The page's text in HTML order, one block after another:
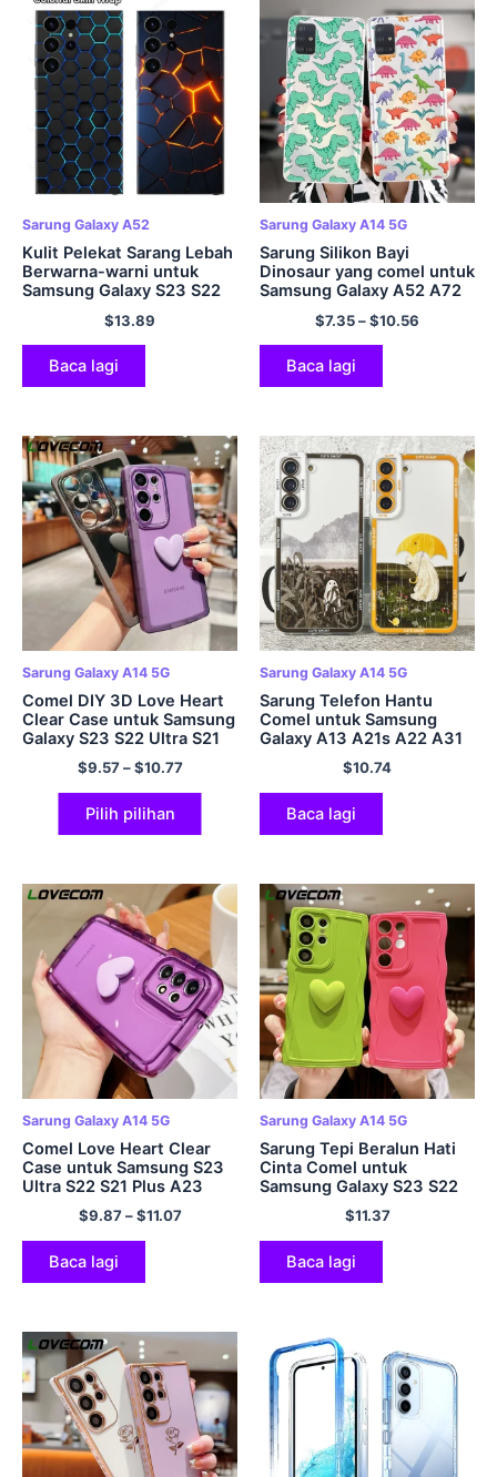
Sarung Galaxy A52
Kulit Pelekat Sarang Lebah
Berwarna-warni untuk
Samsung Galaxy S23 S22
Ultra A54 A14 A52 A52S
5G Penutup Pelindung
Skrin Belakang Pelekat
Balut 3M
$13.89
Baca lagi
Sarung Galaxy A14 5G
Sarung Silikon Bayi
Dinosaur yang comel untuk
Samsung Galaxy A52 A72
A51 A71 A50 A70 A02 A12
A42 A32 A31 A21S A41
A20 A30 A40 A11 Penutup
$7.35–$10.56
Baca lagi
Sarung Galaxy A14 5G
Comel DIY 3D Love Heart
Clear Case untuk Samsung
Galaxy S23 S22 Ultra S21
Plus A54 A34 A14 A53
A23 A52 A13 A32 A33 5G
Soft Cover
$9.57–$10.77
Pilih pilihan
Sarung Galaxy A14 5G
Sarung Telefon Hantu
Comel untuk Samsung
Galaxy A13 A21s A22 A31
A32 A33 A50 A51 A52
A53 A72 A73 A54 A14
Penutup Lembut
$10.74
Baca lagi
Sarung Galaxy A14 5G
Comel Love Heart Clear
Case untuk Samsung S23
Ultra S22 S21 Plus A23
A13 A14 A34 A54 A32
A52 A51 A71 A72 Penutup
TPU Lembut Kalis Kejutan
$9.87–$11.07
Baca lagi
Sarung Galaxy A14 5G
Sarung Tepi Beralun Hati
Cinta Comel untuk
Samsung Galaxy S23 S22
Ultra S21 S20 FE Plus A53
A52 A23 A14 A34 A54
A33 A32 5G Kulit Lembut
$11.37
Baca lagi